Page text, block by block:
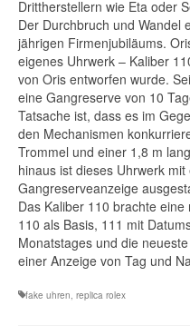
Drittherstellern wie Eta oder
Der Durchbruch und Wandel
jährigen Firmenjubiläums.
eigenes Uhrwerk – Kaliber
von Oris entworfen wurde.
eine Gangreserve von 10
Tatsache ist, dass es im
den Mechanismen
Trommel und einer 1,8 m
hinaus ist dieses Uhrwerk
Gangreserveanzeige
Das Kaliber 110 brachte eine
110 als Basis, 111 mit
Monatstages und die
einer Anzeige von Tag und
fake uhren replica rolex